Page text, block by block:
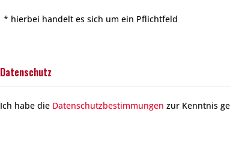
* hierbei handelt es sich um ein Pflichtfeld
Datenschutz
Ich habe die Datenschutzbestimmungen zur Kenntnis